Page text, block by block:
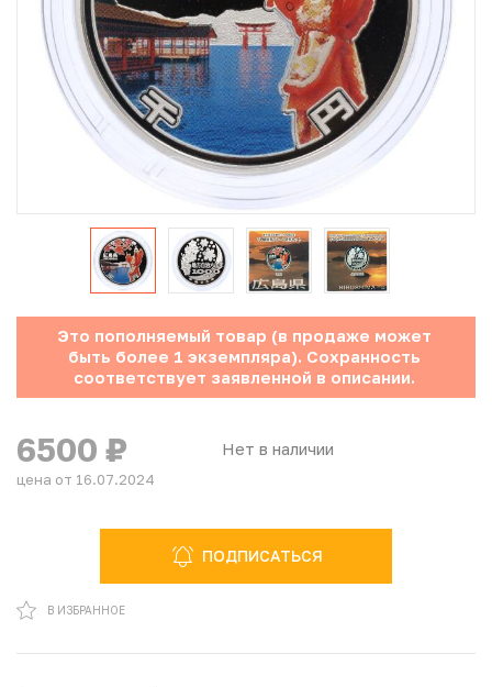
Юбилейные монеты Банка России (с 1999 года)
Памятные и инвестиционные монеты СССР и России
Иностранные монеты
Неофициальные выпуски монет (Unusual)
Античные и средневековые монеты
Наборы монет
Инвестиционные монеты
Это пополняемый товар (в продаже может
быть более 1 экземпляра). Сохранность
соответствует заявленной в описании.
Нет в наличии
6500 ₽
цена от 16.07.2024
ПОДПИСАТЬСЯ
В ИЗБРАННОЕ